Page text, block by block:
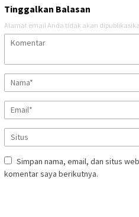
Tinggalkan Balasan
Alamat email Anda tidak akan
Simpan nama, email, dan situs
komentar saya berikutnya.